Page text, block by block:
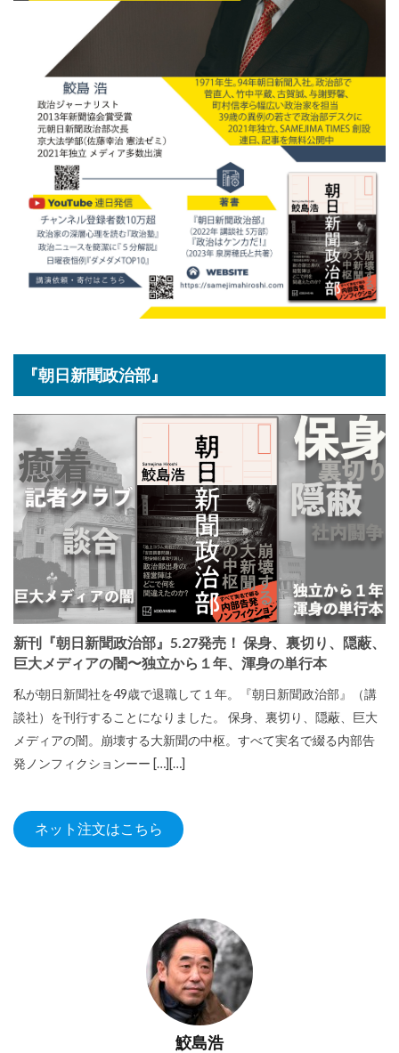
『朝日新聞政治部』
新刊『朝日新聞政治部』5.27発売！ 保身、裏切り、隠蔽、
巨大メディアの闇〜独立から１年、渾身の単行本
私が朝日新聞社を49歳で退職して１年。『朝日新聞政治部』（講
談社）を刊行することになりました。 保身、裏切り、隠蔽、巨大
メディアの闇。崩壊する大新聞の中枢。すべて実名で綴る内部告
発ノンフィクションーー […][…]
ネット注文はこちら
鮫島浩